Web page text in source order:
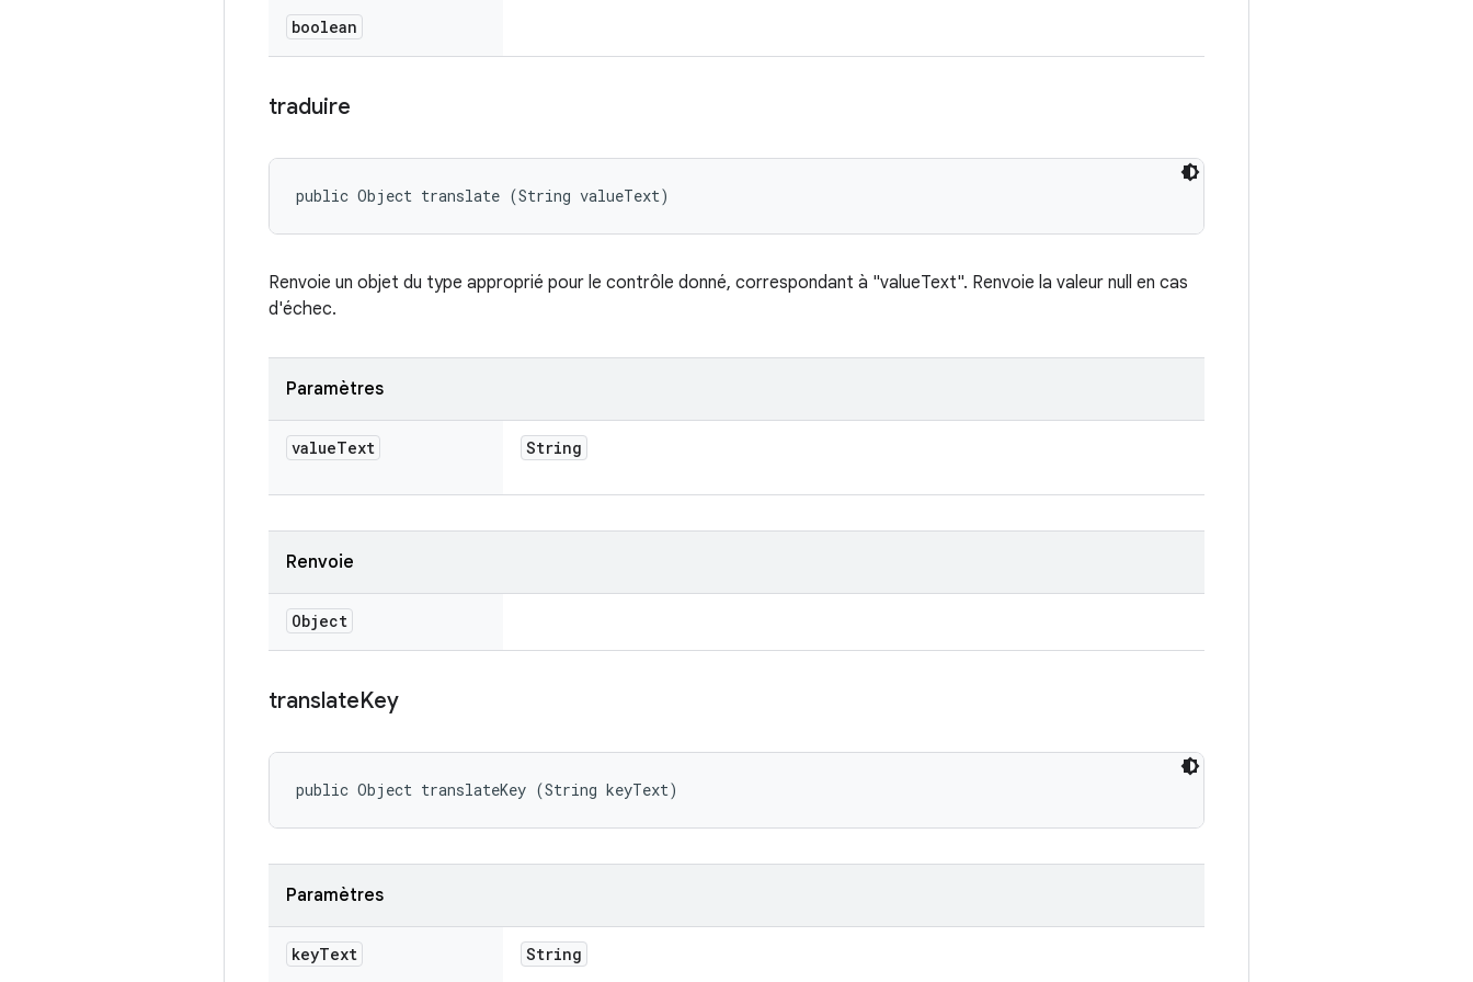
boolean
traduire
public Object translate (String valueText)
Renvoie un objet du type approprié pour le contrôle donné, correspondant à "valueText". Renvoie la valeur null en cas
d'échec.
Paramètres
valueText String
Renvoie
Object
translateKey
public Object translateKey (String keyText)
Paramètres
keyText String